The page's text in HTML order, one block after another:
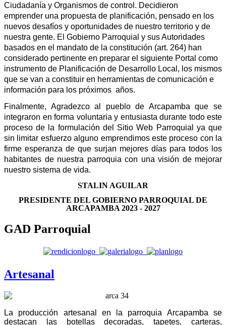
Ciudadanía y Organismos de control. Decidieron
emprender una propuesta de planificación, pensado en los
nuevos desafíos y oportunidades de nuestro territorio y de
nuestra gente. El Gobierno Parroquial y sus Autoridades
basados en el mandato de la constitución (art. 264) han
considerado pertinente en preparar el siguiente Portal como
instrumento de Planificación de Desarrollo Local, los mismos
que se van a constituir en herramientas de comunicación e
información para los próximos años.
Finalmente, Agradezco al pueblo de Arcapamba que se
integraron en forma voluntaria y entusiasta durante todo este
proceso de la formulación del Sitio Web Parroquial ya que
sin limitar esfuerzo alguno emprendimos este proceso con la
firme esperanza de que surjan mejores días para todos los
habitantes de nuestra parroquia con una visión de mejorar
nuestro sistema de vida.
STALIN AGUILAR
PRESIDENTE DEL GOBIERNO PARROQUIAL DE
ARCAPAMBA 2023 - 2027
GAD Parroquial
Artesanal
La producción artesanal en la parroquia Arcapamba se
destacan las botellas decoradas, tapetes, carteras,